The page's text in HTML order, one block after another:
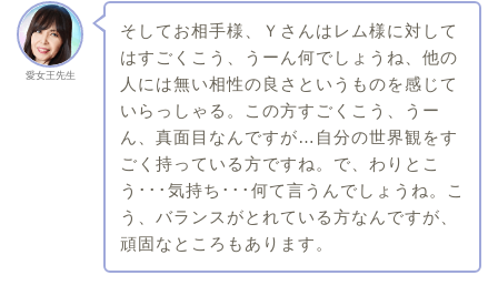
愛女王先生
そしてお相手様、Ｙさんはレム様に対して
はすごくこう、うーん何でしょうね、他の
人には無い相性の良さというものを感じて
いらっしゃる。この方すごくこう、うー
ん、真面目なんですが…自分の世界観をす
ごく持っている方ですね。で、わりとこ
う･･･気持ち･･･何て言うんでしょうね。こ
う、バランスがとれている方なんですが、
頑固なところもあります。